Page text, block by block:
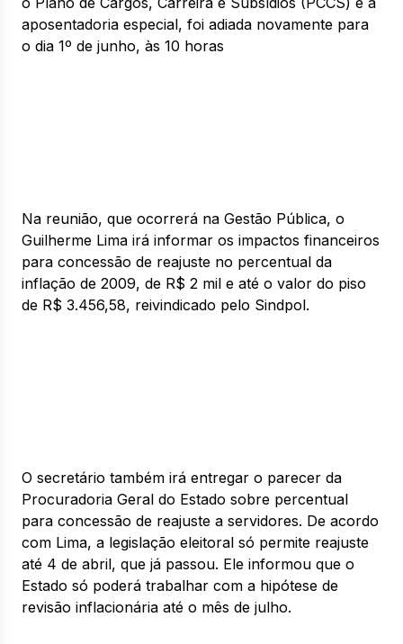
aposentadoria especial, foi adiada novamente para
o dia 1º de junho, às 10 horas
Na reunião, que ocorrerá na Gestão Pública, o
Guilherme Lima irá informar os impactos financeiros
para concessão de reajuste no percentual da
inflação de 2009, de R$ 2 mil e até o valor do piso
de R$ 3.456,58, reivindicado pelo Sindpol.
O secretário também irá entregar o parecer da
Procuradoria Geral do Estado sobre percentual
para concessão de reajuste a servidores. De acordo
com Lima, a legislação eleitoral só permite reajuste
até 4 de abril, que já passou. Ele informou que o
Estado só poderá trabalhar com a hipótese de
revisão inflacionária até o mês de julho.